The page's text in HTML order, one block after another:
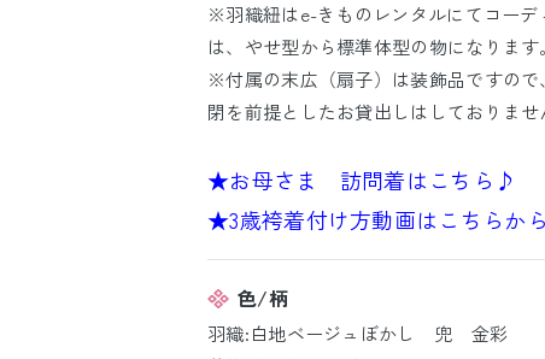
※羽織紐はe-きものレンタルにてコー
は、やせ型から標準体型の物になります
※付属の末広（扇子）は装飾品ですの
閉を前提としたお貸出しはしておりませ
★お母さま 訪問着はこちら♪
★3歳袴着付け方動画はこちらか
色/柄
羽織:白地ベージュぼかし 兜 金彩